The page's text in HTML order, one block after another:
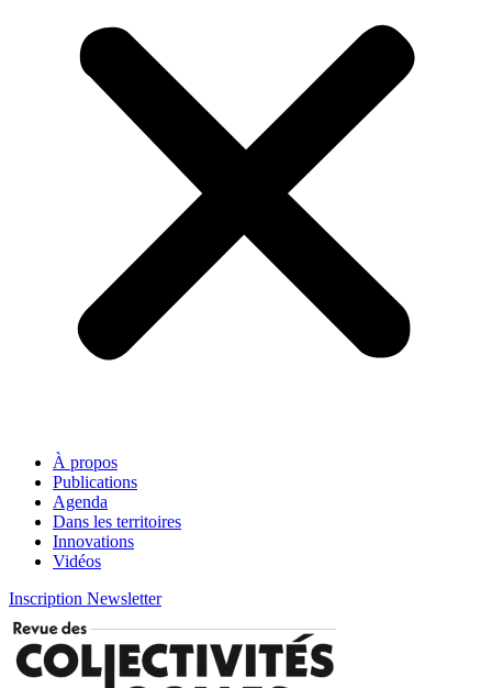
À propos
Publications
Agenda
Dans les territoires
Innovations
Vidéos
Inscription Newsletter